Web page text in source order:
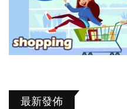
最新發佈